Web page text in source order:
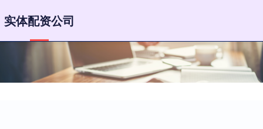
实体配资公司